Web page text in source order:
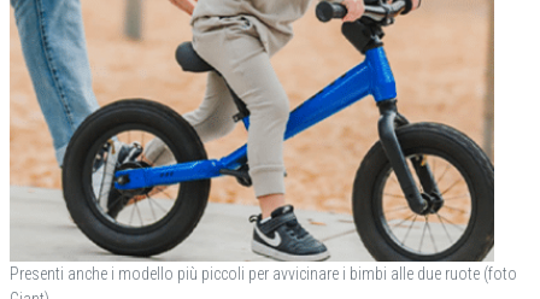
Presenti anche i modello più piccoli per avvicinare i bimbi alle due ruote (foto